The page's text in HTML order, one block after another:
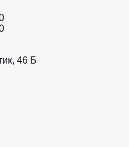
46 Б